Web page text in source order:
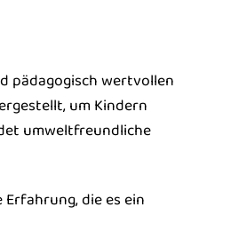
pädagogisch wertvollen
um Kindern
umweltfreundliche
die es ein